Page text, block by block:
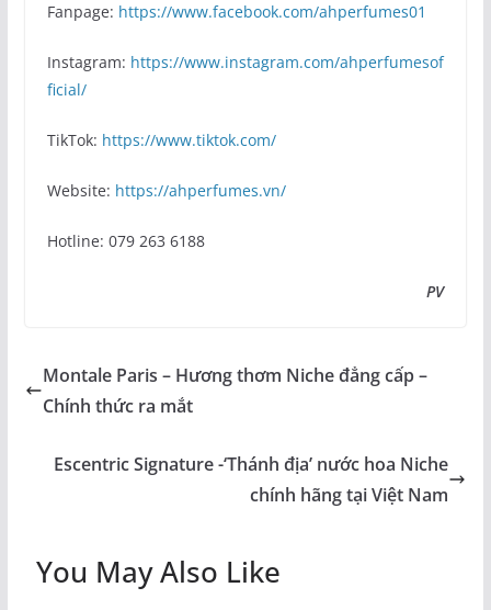
Fanpage: https://www.facebook.com/ahperfumes01
Instagram: https://www.instagram.com/ahperfumesof
ficial/
TikTok: https://www.tiktok.com/
Website: https://ahperfumes.vn/
Hotline: 079 263 6188
PV
Montale Paris – Hương thơm Niche đẳng cấp –
Chính thức ra mắt
Escentric Signature -‘Thánh địa’ nước hoa Niche
chính hãng tại Việt Nam
You May Also Like